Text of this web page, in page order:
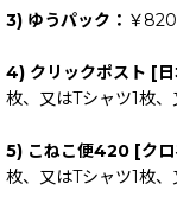
3) ゆうパック： ￥
4) クリックポスト [日
枚、又はTシャツ1枚
5) こねこ便420 [クロ
枚、又はTシャツ1枚